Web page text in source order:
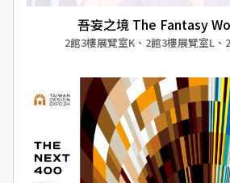
吾妄之境 The Fantasy
2館3樓展覽室K、2館3樓展覽室L、